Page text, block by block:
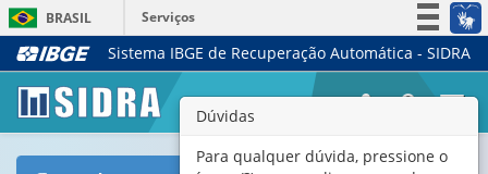
BRASIL
Serviços
Simplifique!
Legislação
Sistema IBGE de Recuperação Automática - SIDRA
Dúvidas
Para qualquer dúvida, pressione o